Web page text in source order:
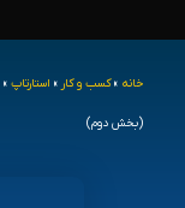
خانه »کسب و کار » استارتاپ »
(بخش دوم)